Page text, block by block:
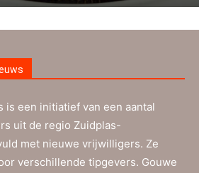
is een initiatief van een aantal
uit de regio Zuidplas-
met nieuwe vrijwilligers. Ze
verschillende tipgevers. Gouwe